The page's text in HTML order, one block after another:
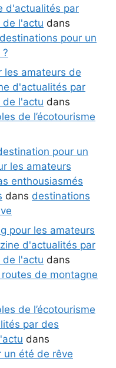
d'actualités par
de l'actu dans
pour un
les amateurs de
d'actualités par
de l'actu dans
de l’écotourisme
pour un
les amateurs
enthousiasmés
dans destinations
pour les amateurs
d'actualités par
de l'actu dans
de montagne
de l’écotourisme
par des
dans
un été de rêve